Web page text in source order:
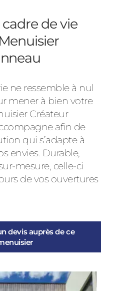
de vie
ne ressemble à nul
mener à bien votre
Créateur
afin de
qui s’adapte à
envies. Durable,
mesure, celle-ci
de vos ouvertures
devis auprès de ce